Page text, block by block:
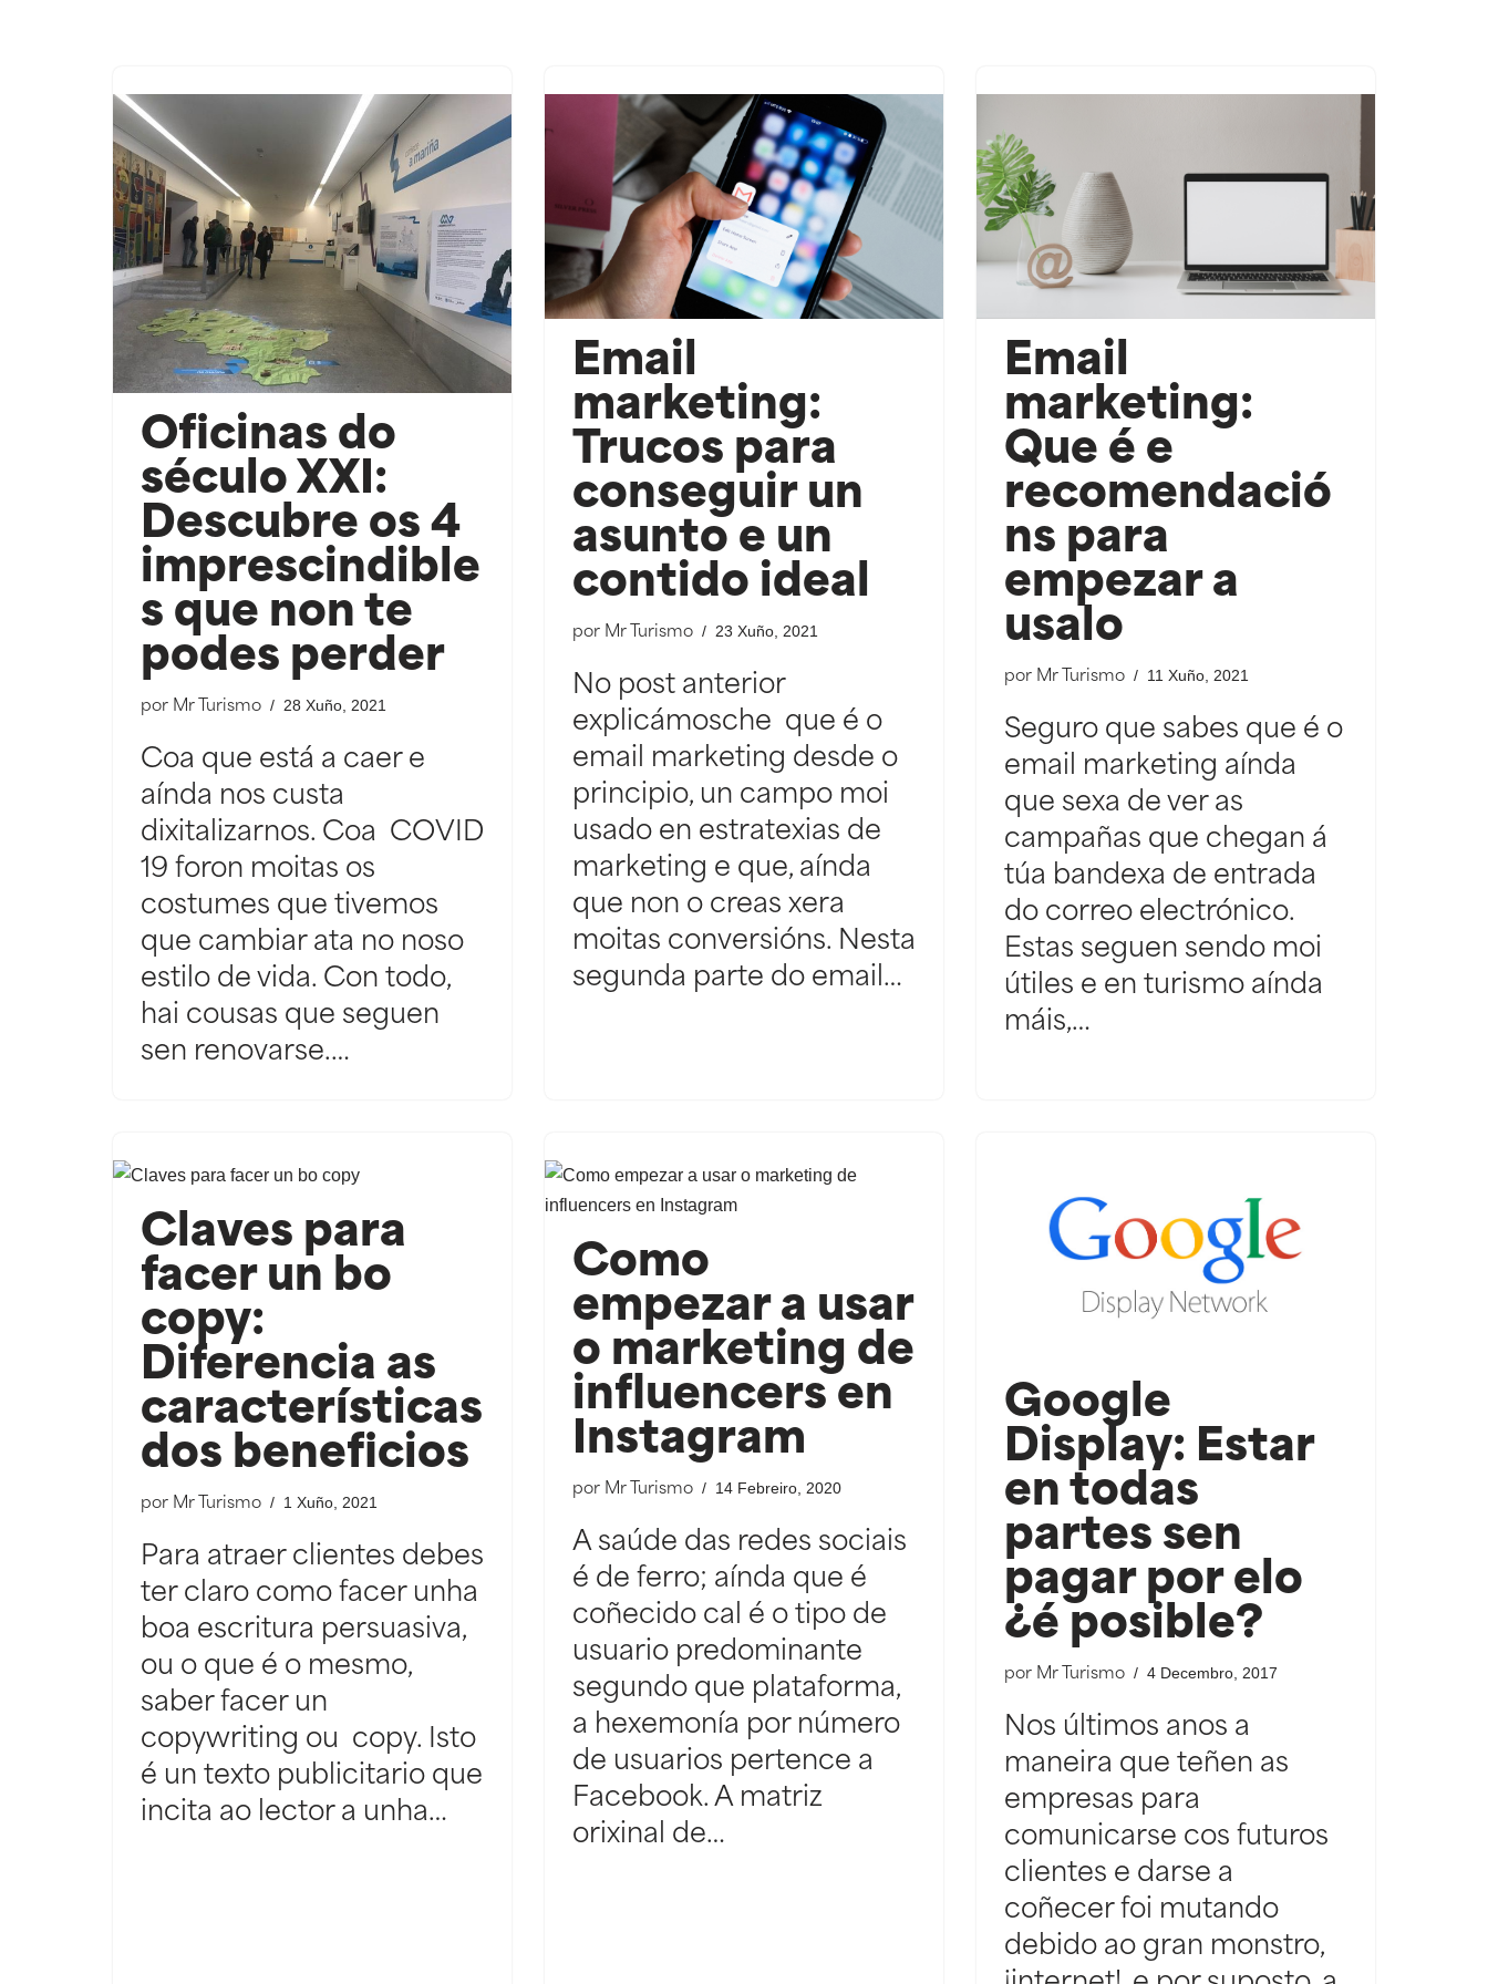
Oficinas do
século XXI:
Descubre os 4
imprescindible
s que non te
podes perder
por Mr Turismo 28 Xuño, 2021
Coa que está a caer e
aínda nos custa
dixitalizarnos. Coa COVID
19 foron moitas os
costumes que tivemos
que cambiar ata no noso
estilo de vida. Con todo,
hai cousas que seguen
sen renovarse.…
Email
marketing:
Trucos para
conseguir un
asunto e un
contido ideal
por Mr Turismo 23 Xuño, 2021
No post anterior
explicámosche que é o
email marketing desde o
principio, un campo moi
usado en estratexias de
marketing e que, aínda
que non o creas xera
moitas conversións. Nesta
segunda parte do email…
Email
marketing:
Que é e
recomendació
ns para
empezar a
usalo
por Mr Turismo 11 Xuño, 2021
Seguro que sabes que é o
email marketing aínda
que sexa de ver as
campañas que chegan á
túa bandexa de entrada
do correo electrónico.
Estas seguen sendo moi
útiles e en turismo aínda
máis,…
Claves para
facer un bo
copy:
Diferencia as
características
dos beneficios
por Mr Turismo 1 Xuño, 2021
Para atraer clientes debes
ter claro como facer unha
boa escritura persuasiva,
ou o que é o mesmo,
saber facer un
copywriting ou copy. Isto
é un texto publicitario que
incita ao lector a unha…
Como
empezar a usar
o marketing de
influencers en
Instagram
por Mr Turismo 14 Febreiro, 2020
A saúde das redes sociais
é de ferro; aínda que é
coñecido cal é o tipo de
usuario predominante
segundo que plataforma,
a hexemonía por número
de usuarios pertence a
Facebook. A matriz
orixinal de…
Google
Display: Estar
en todas
partes sen
pagar por elo
¿é posible?
por Mr Turismo 4 Decembro, 2017
Nos últimos anos a
maneira que teñen as
empresas para
comunicarse cos futuros
clientes e darse a
coñecer foi mutando
debido ao gran monstro,